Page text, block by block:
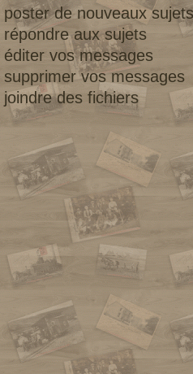
poster de nouveaux sujets
répondre aux sujets
éditer vos messages
supprimer vos messages
joindre des fichiers